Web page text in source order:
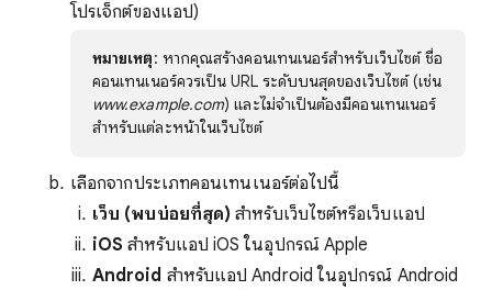
โปรเจ็กต์ของแอป)
หมายเหตุ: หากคุณสร้างคอนเทนเนอร์สำหรับเว็บไซต์ ชื่อ
คอนเทนเนอร์ควรเป็น URL ระดับบนสุดของเว็บไซต์ (เช่น
www.example.com) และไม่จำเป็นต้องมีคอนเทนเนอร์
สำหรับแต่ละหน้าในเว็บไซต์
เลือกจากประเภทคอนเทนเนอร์ต่อไปนี้
เว็บ (พบบ่อยที่สุด) สําหรับเว็บไซต์หรือเว็บแอป
iOS สำหรับแอป iOS ในอุปกรณ์ Apple
Android สำหรับแอป Android ในอุปกรณ์ Android